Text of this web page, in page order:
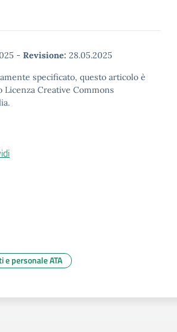
- Revisione: 28.05.2025
specificato, questo articolo è
Licenza Creative Commons
e personale ATA